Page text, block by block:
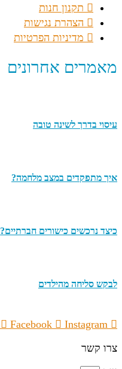
תקנון חנות
הצהרת נגישות
מדיניות הפרטיות
מאמרים אחרונים
עיסוי בדרך לשינה טובה
איך מתפקדים במצב מלחמה?
כיצד נרכשים כישורים חברתיים?
לבקש סליחה מהילדים
Facebook
Instagram
צרו קשר